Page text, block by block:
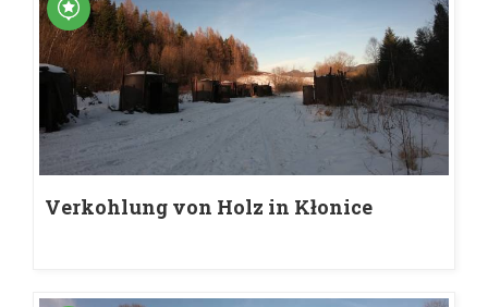
Verkohlung von Holz in Kłonice